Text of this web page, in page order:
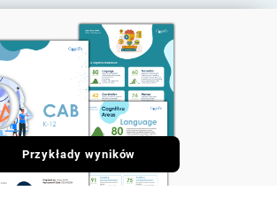
Przykłady wyników